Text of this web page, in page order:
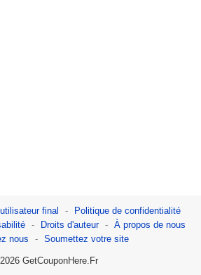
final
Politique de confidentialité
Droits d'auteur
À propos de nous
nous
Soumettez votre site
GetCouponHere.Fr